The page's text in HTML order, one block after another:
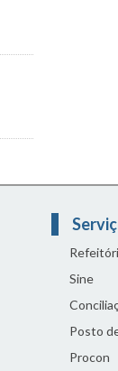
Sine
Posto
Procon